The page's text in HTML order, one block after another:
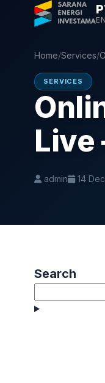
Home/Services/
SERVICES
Live
admin 14
Search